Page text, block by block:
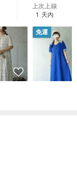
上次上線
1 天內
免運